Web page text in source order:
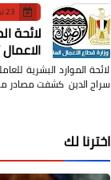
23 نوفمبر 2022
لائحة
لائحة الموارد البشرية
سراج الدين كشفت مصادر
اخترنا لك